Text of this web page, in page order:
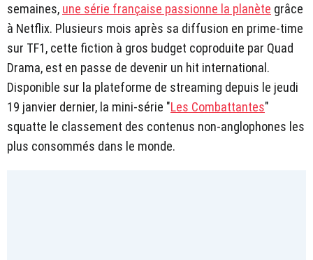
semaines, une série française passionne la planète grâce
à Netflix. Plusieurs mois après sa diffusion en prime-time
sur TF1, cette fiction à gros budget coproduite par Quad
Drama, est en passe de devenir un hit international.
Disponible sur la plateforme de streaming depuis le jeudi
19 janvier dernier, la mini-série "Les Combattantes"
squatte le classement des contenus non-anglophones les
plus consommés dans le monde.